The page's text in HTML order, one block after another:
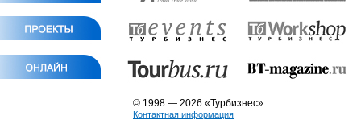
© 1998 — 2026 «Турбизнес»
Контактная информация